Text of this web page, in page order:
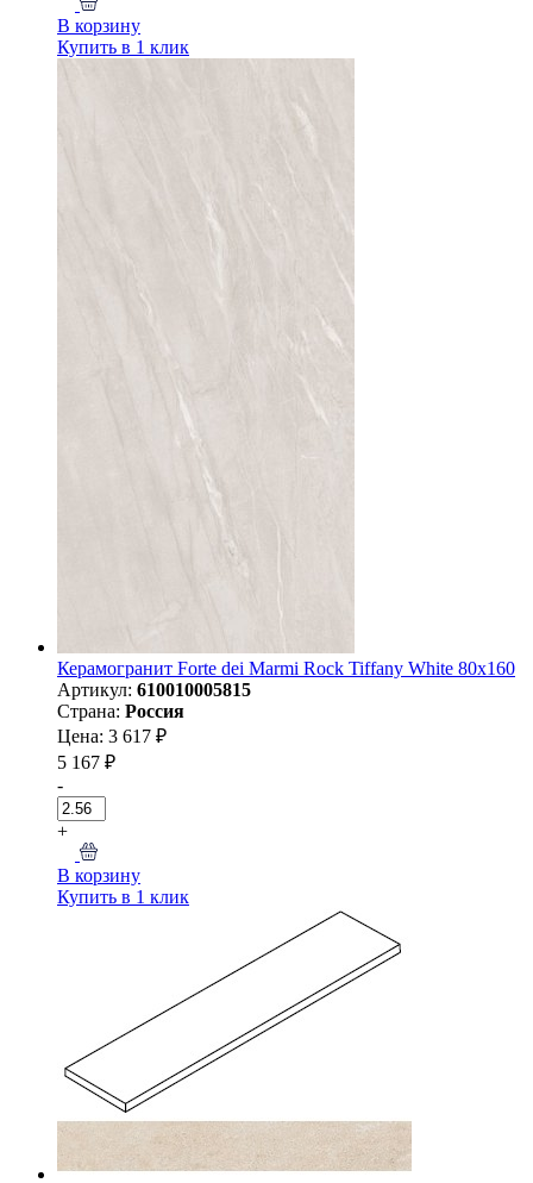
В корзину
Купить в 1 клик
Керамогранит Forte dei Marmi Rock Tiffany White 80x160
Артикул: 610010005815
Страна: Россия
Цена: 3 617 ₽
5 167 ₽
-
+
В корзину
Купить в 1 клик